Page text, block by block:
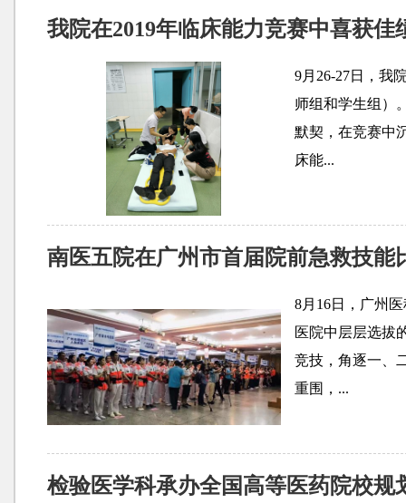
我院在2019年临床能力竞赛中喜获佳
9月26-27日，我
师组和学生组）
默契，在竞赛中
床能...
南医五院在广州市首届院前急救技能
8月16日，广州
医院中层层选拔
竞技，角逐一、
重围，...
检验医学科承办全国高等医药院校